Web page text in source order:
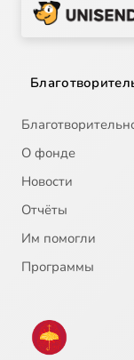
О фонде
Новости
Отчёты
Им помогли
Программы